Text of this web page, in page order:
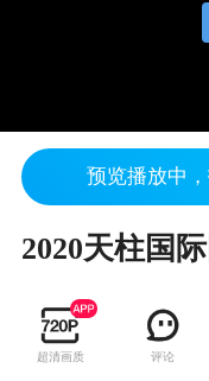
预览播放中
超清画质 评论